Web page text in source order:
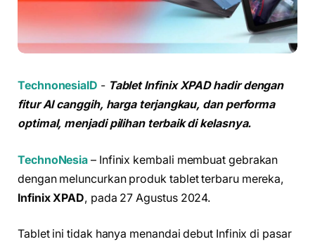
TechnonesiaID - Tablet Infinix XPAD hadir dengan
fitur AI canggih, harga terjangkau, dan performa
optimal, menjadi pilihan terbaik di kelasnya.
TechnoNesia – Infinix kembali membuat gebrakan
dengan meluncurkan produk tablet terbaru mereka,
Infinix XPAD, pada 27 Agustus 2024.
Tablet ini tidak hanya menandai debut Infinix di pasar